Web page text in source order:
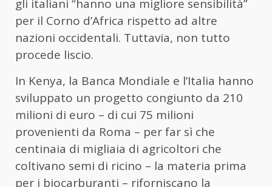
gli italiani “hanno una migliore sensibilità”
per il Corno d’Africa rispetto ad altre
nazioni occidentali. Tuttavia, non tutto
procede liscio.
In Kenya, la Banca Mondiale e l’Italia hanno
sviluppato un progetto congiunto da 210
milioni di euro – di cui 75 milioni
provenienti da Roma – per far sì che
centinaia di migliaia di agricoltori che
coltivano semi di ricino – la materia prima
per i biocarburanti – riforniscano la